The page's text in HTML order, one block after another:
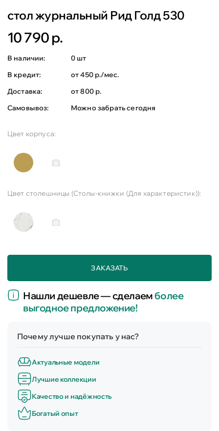
стол журнальный Рид Голд 530
10 790 р.
В наличии:
0 шт
В кредит:
от 450 р./мес.
Доставка:
от 800 р.
Самовывоз:
Можно забрать сегодня
Цвет корпуса:
Цвет столешницы (Столы-книжки (Для характеристик)):
ЗАКАЗАТЬ
Нашли дешевле — сделаемболее
выгодное предложение!
Почему лучше покупать у нас?
Актуальные модели
Лучшие коллекции
Качество и надёжность
Богатый опыт